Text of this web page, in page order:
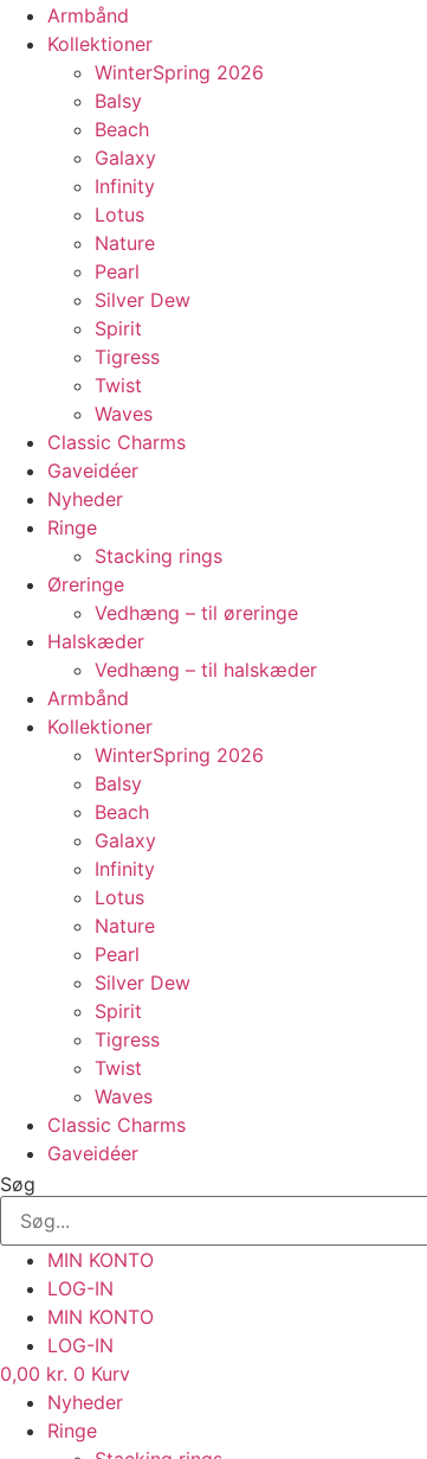
Armbånd
Kollektioner
WinterSpring 2026
Balsy
Beach
Galaxy
Infinity
Lotus
Nature
Pearl
Silver Dew
Spirit
Tigress
Twist
Waves
Classic Charms
Gaveidéer
Nyheder
Ringe
Stacking rings
Øreringe
Vedhæng – til øreringe
Halskæder
Vedhæng – til halskæder
Armbånd
Kollektioner
WinterSpring 2026
Balsy
Beach
Galaxy
Infinity
Lotus
Nature
Pearl
Silver Dew
Spirit
Tigress
Twist
Waves
Classic Charms
Gaveidéer
Søg
MIN KONTO
LOG-IN
MIN KONTO
LOG-IN
0,00 kr. 0 Kurv
Nyheder
Ringe